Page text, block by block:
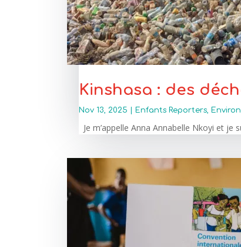
Kinshasa : des
Nov 13, 2025 Enfants Reporters,
Je m’appelle Anna Annabelle Nkoyi et je